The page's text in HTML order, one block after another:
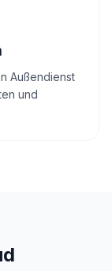
Außendienst
und